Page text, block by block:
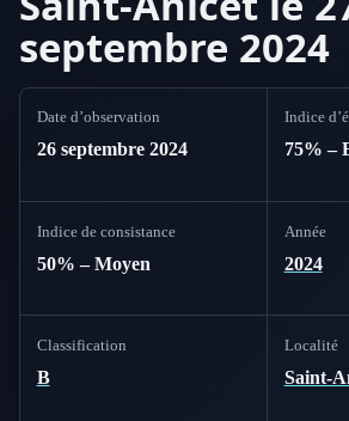
septembre 2024
Date d’observation
26 septembre 2024
Indice
75% –
Indice de consistance
50% – Moyen
Année
2024
Classification
B
Localité
Saint-